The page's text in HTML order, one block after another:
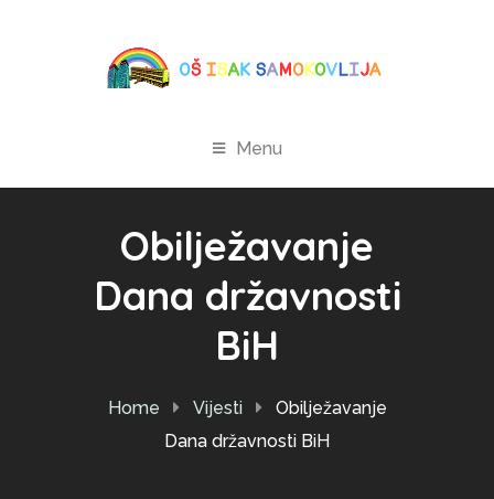
Menu
Obilježavanje
Dana državnosti
BiH
Home Vijesti
Obilježavanje
Dana državnosti BiH